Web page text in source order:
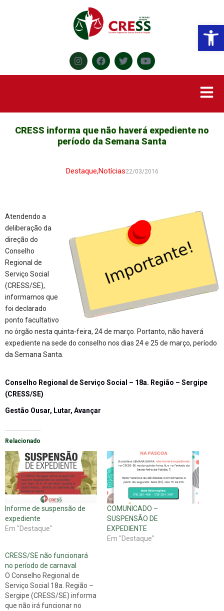
CRESS informa que não haverá expediente no
período da Semana Santa
Destaque,Notícias22/03/2016
Atendendo a
deliberação da
direção do
Conselho
Regional de
Serviço Social
(CRESS/SE),
informamos que
foi declarado
ponto facultativo
no órgão nesta quinta-feira, 24 de março. Portanto, não haverá
expediente na sede do conselho nos dias 24 e 25 de março, período
da Semana Santa.
Conselho Regional de Serviço Social – 18a. Região – Sergipe
(CRESS/SE)
Gestão Ousar, Lutar, Avançar
Relacionado
Informe de suspensão de
expediente
Em "Destaque"
COMUNICADO –
SUSPENSÃO DE
EXPEDIENTE
Em "Destaque"
CRESS/SE não funcionará
no período de carnaval
O Conselho Regional de
Serviço Social 18a. Região –
Sergipe (CRESS/SE) informa
que não irá funcionar no